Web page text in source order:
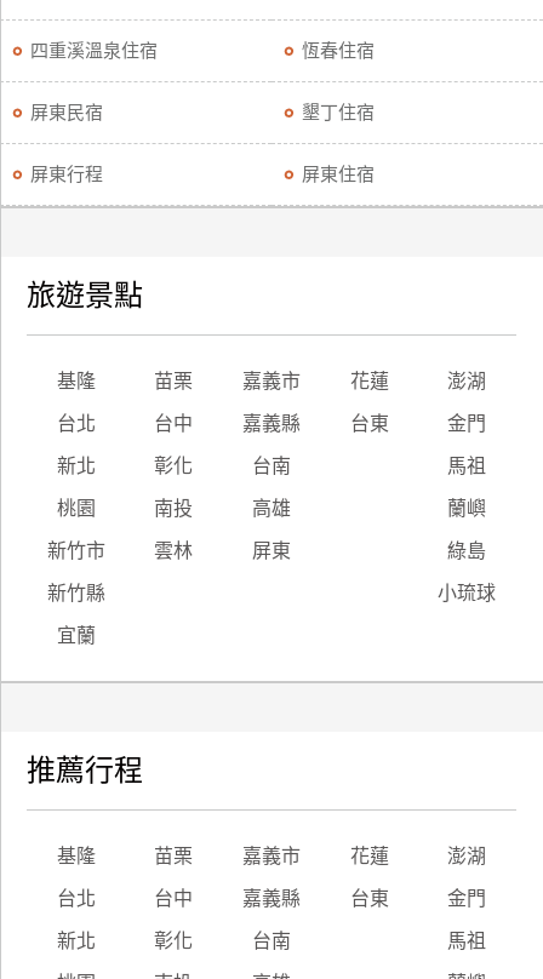
四重溪溫泉住宿 恆春住宿
屏東民宿 墾丁住宿
屏東行程 屏東住宿
旅遊景點
基隆 苗栗 嘉義市 花蓮 澎湖
台北 台中 嘉義縣 台東 金門
新北 彰化 台南 馬祖
桃園 南投 高雄 蘭嶼
新竹市 雲林 屏東 綠島
新竹縣 小琉球
宜蘭
推薦行程
基隆 苗栗 嘉義市 花蓮 澎湖
台北 台中 嘉義縣 台東 金門
新北 彰化 台南 馬祖